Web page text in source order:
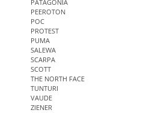
PATAGONIA
PEEROTON
POC
PROTEST
PUMA
SALEWA
SCARPA
SCOTT
THE NORTH FACE
TUNTURI
VAUDE
ZIENER